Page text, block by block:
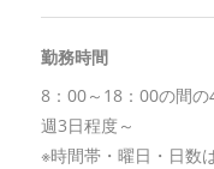
勤務時間
8：00～18：00の間
週3日程度～
※時間帯・曜日・日数